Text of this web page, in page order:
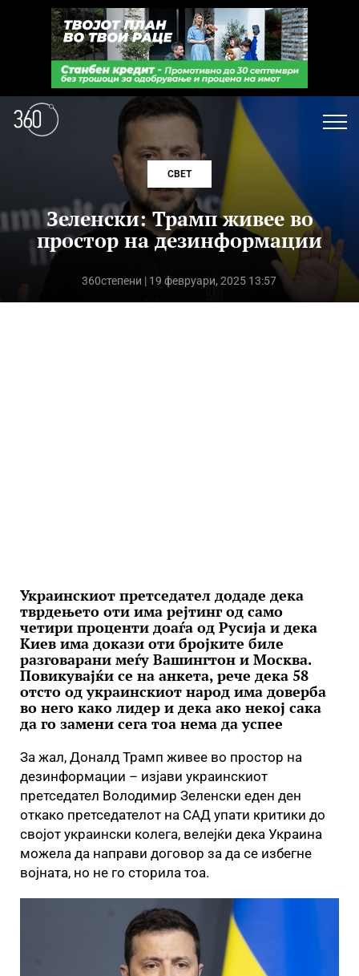
СВЕТ
Зеленски: Трамп живее во
простор на дезинформации
360степени | 19 февруари, 2025 13:57
Украинскиот претседател додаде дека
тврдењето оти има рејтинг од само
четири проценти доаѓа од Русија и дека
Киев има докази оти бројките биле
разговарани меѓу Вашингтон и Москва.
Повикувајќи се на анкета, рече дека 58
отсто од украинскиот народ има доверба
во него како лидер и дека ако некој сака
да го замени сега тоа нема да успее
За жал, Доналд Трамп живее во простор на
дезинформации – изјави украинскиот
претседател Володимир Зеленски еден ден
откако претседателот на САД упати критики до
својот украински колега, велејќи дека Украина
можела да направи договор за да се избегне
војната, но не го сторила тоа.